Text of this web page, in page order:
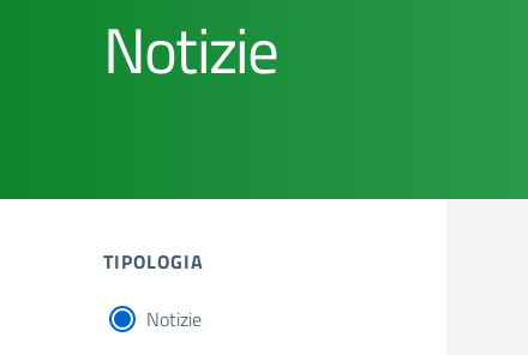
Notizie
TIPOLOGIA
tipologia di articoli
Notizie